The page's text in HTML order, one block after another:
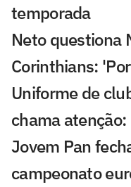
temporada
Neto questiona
Corinthians:
Uniforme de
chama
Jovem Pan
campeonato